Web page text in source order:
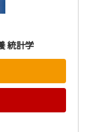
統計学